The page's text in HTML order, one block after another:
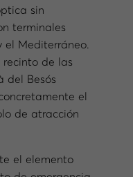
sin
terminales
el Mediterráneo.
recinto de las
del Besós
el
de atracción
el elemento